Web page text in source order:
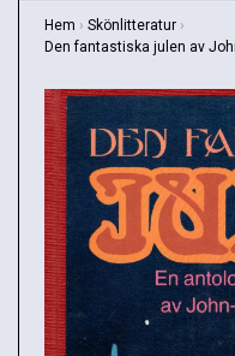
Hem › Skönlitteratur ›
Den fantastiska julen av